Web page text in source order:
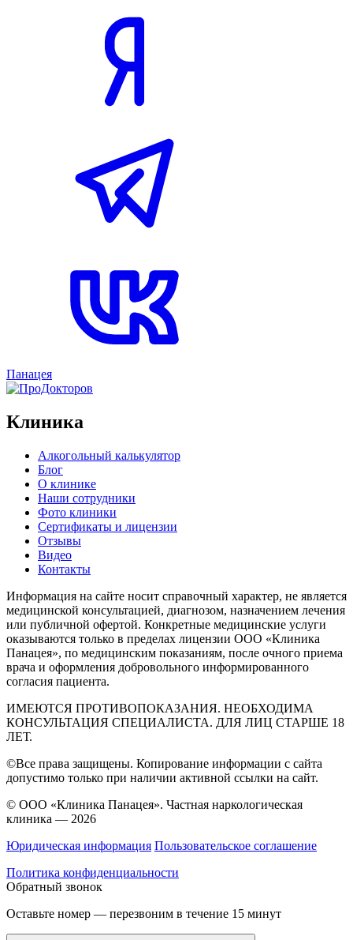
Панацея
Клиника
Алкогольный калькулятор
Блог
О клинике
Наши сотрудники
Фото клиники
Сертификаты и лицензии
Отзывы
Видео
Контакты
Информация на сайте носит справочный характер, не является
медицинской консультацией, диагнозом, назначением лечения
или публичной офертой. Конкретные медицинские услуги
оказываются только в пределах лицензии ООО «Клиника
Панацея», по медицинским показаниям, после очного приема
врача и оформления добровольного информированного
согласия пациента.
ИМЕЮТСЯ ПРОТИВОПОКАЗАНИЯ. НЕОБХОДИМА
КОНСУЛЬТАЦИЯ СПЕЦИАЛИСТА. ДЛЯ ЛИЦ СТАРШЕ 18
ЛЕТ.
©Все права защищены. Копирование информации с сайта
допустимо только при наличии активной ссылки на сайт.
© ООО «Клиника Панацея». Частная наркологическая
клиника — 2026
Юридическая информация Пользовательское соглашение
Политика конфиденциальности
Обратный звонок
Оставьте номер — перезвоним в течение 15 минут